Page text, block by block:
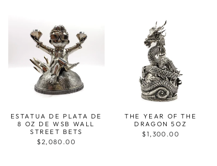
ESTATUA DE PLATA DE
8 OZ DE WSB WALL
STREET BETS
$2,080.00
THE YEAR OF THE
DRAGON 5OZ
$1,300.00